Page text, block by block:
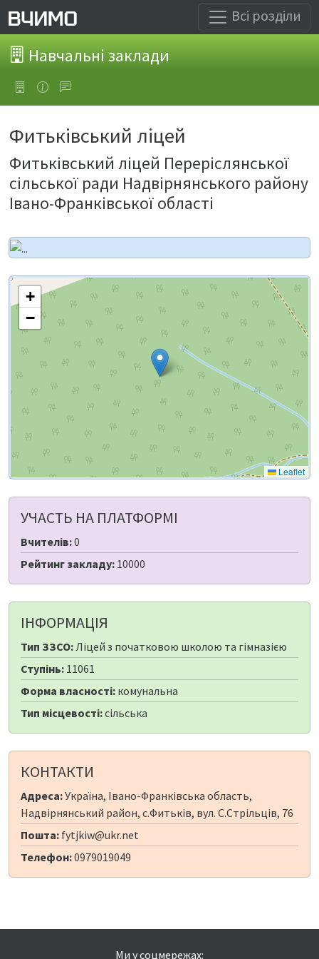
Всі розділи
Навчальні заклади
Фитьківський ліцей
Фитьківський ліцей Переріслянської
сільської ради Надвірнянського району
Івано-Франківської області
+
−
Leaflet
УЧАСТЬ НА ПЛАТФОРМІ
Вчителів:0
Рейтинг закладу: 10000
ІНФОРМАЦІЯ
Тип ЗЗСО:Ліцей з початковою школою та гімназією
Ступінь: 11061
Форма власності: комунальна
Тип місцевості:сільська
КОНТАКТИ
Адреса:Україна, Івано-Франківська область,
Надвірнянський район, с.Фитьків, вул. С.Стрільців, 76
Пошта: fytjkiw@ukr.net
Телефон:0979019049
Ми у соцмережах: